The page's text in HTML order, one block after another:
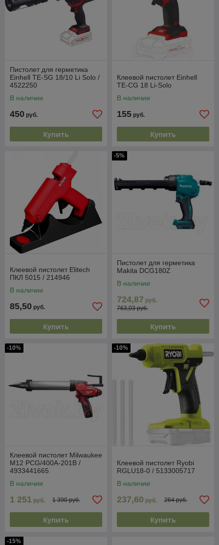
Пистолет для герметика
Einhell TE-SG 18/10 Li Solo /
4522250
В наличии
450 руб.
Купить
Клеевой пистолет Einhell
TE-CG 18 Li-Solo
В наличии
155 руб.
Купить
Клеевой пистолет Elitech
ПКЛ 5015 / 214946
В наличии
85,50 руб.
Купить
-5%
Пистолет для герметика
Makita DCG180Z
В наличии
724,87 руб.
763,03 руб.
Купить
-10%
Клеевой пистолет Milwaukee
M12 PCG/400A-201B /
4933441665
В наличии
1 251 руб. 1 390 руб.
Купить
-10%
Клеевой пистолет Ryobi
RGLU18-0 / 5133005717
В наличии
237,60 руб. 264 руб.
Купить
-15%